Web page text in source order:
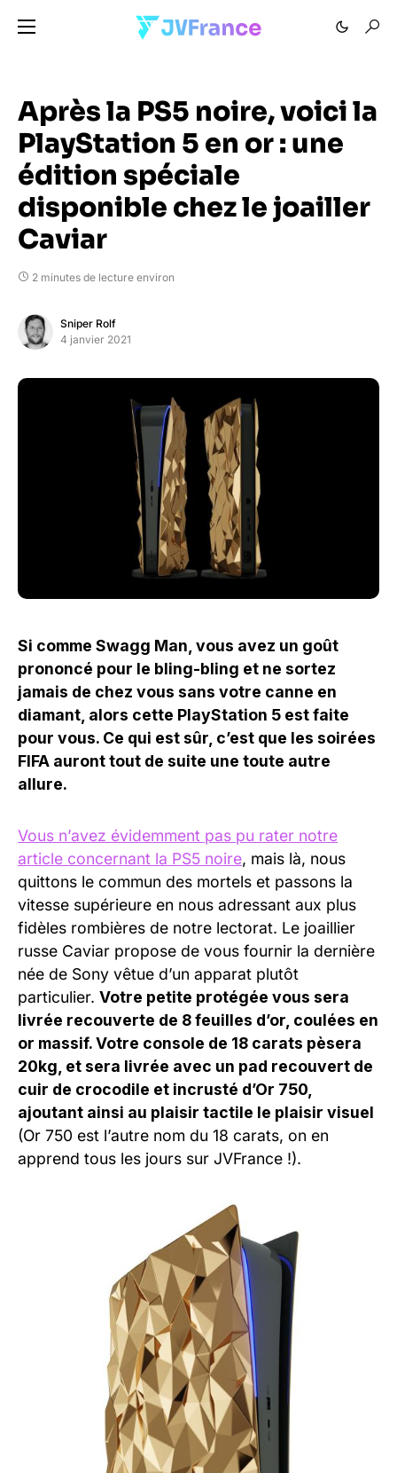
Après la PS5 noire, voici la
PlayStation 5 en or : une
édition spéciale
disponible chez le joailler
Caviar
2 minutes de lecture environ
Sniper Rolf
4 janvier 2021
Si comme Swagg Man, vous avez un goût
prononcé pour le bling-bling et ne sortez
jamais de chez vous sans votre canne en
diamant, alors cette PlayStation 5 est faite
pour vous. Ce qui est sûr, c’est que les soirées
FIFA auront tout de suite une toute autre
allure.
Vous n’avez évidemment pas pu rater notre
article concernant la PS5 noire, mais là, nous
quittons le commun des mortels et passons la
vitesse supérieure en nous adressant aux plus
fidèles rombières de notre lectorat. Le joaillier
russe Caviar propose de vous fournir la dernière
née de Sony vêtue d’un apparat plutôt
particulier. Votre petite protégée vous sera
livrée recouverte de 8 feuilles d’or, coulées en
or massif. Votre console de 18 carats pèsera
20kg, et sera livrée avec un pad recouvert de
cuir de crocodile et incrusté d’Or 750,
ajoutant ainsi au plaisir tactile le plaisir visuel
(Or 750 est l’autre nom du 18 carats, on en
apprend tous les jours sur JVFrance !).